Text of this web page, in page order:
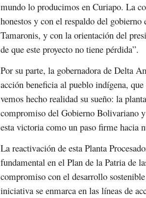
mundo lo producimos en Curiapo. La
honestos y con el respaldo del
Tamaronis, y con la orientación del
de que este proyecto no tiene pérdida”.
Por su parte, la gobernadora de Delta
acción beneficia al pueblo indígena,
vemos hecho realidad su sueño: la
compromiso del Gobierno Bolivariano
esta victoria como un paso firme hacia
La reactivación de esta Planta
fundamental en el Plan de la Patria de
compromiso con el desarrollo
iniciativa se enmarca en las líneas de